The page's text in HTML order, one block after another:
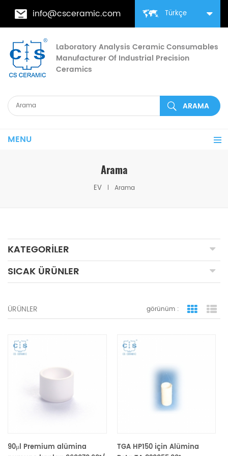
Türkçe
info@csceramic.com
Laboratory Analysis Ceramic Consumables
Manufacturer Of Industrial Precision
Ceramics
MENU
Arama
EV Arama
KATEGORILER
SICAK ÜRÜNLER
ÜRÜNLER görünüm : ızgara
90μl Premium alümina
TGA HP150 için Alümina